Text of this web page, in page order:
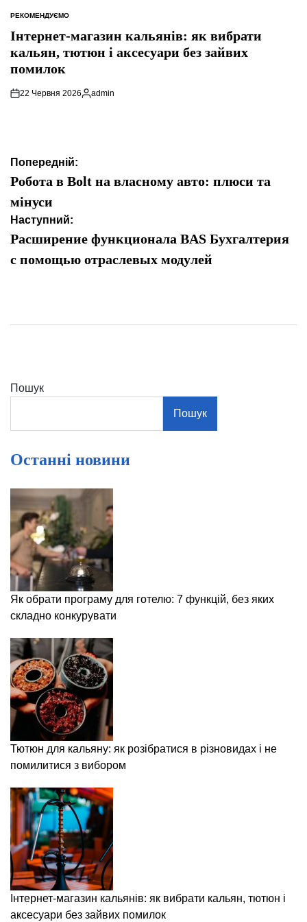
ОПУБЛІКУВАТИ
РЕКОМЕНДУЄМО
Інтернет-магазин кальянів: як вибрати
кальян, тютюн і аксесуари без зайвих
помилок
22 Червня 2026
Опубліковано
admin
Навігація
записів
Попередній:
Робота в Bolt на власному авто: плюси та
мінуси
Наступний:
Расширение функционала BAS Бухгалтерия
с помощью отраслевых модулей
Пошук
Пошук
Останні новини
Як обрати програму для готелю: 7 функцій, без яких
складно конкурувати
Тютюн для кальяну: як розібратися в різновидах і не
помилитися з вибором
Інтернет-магазин кальянів: як вибрати кальян, тютюн і
аксесуари без зайвих помилок